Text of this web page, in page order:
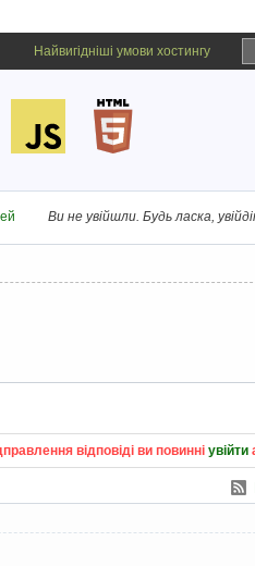
Найвигідніші умови хостингу
Ви не увійшли. Будь ласка,
відповіді ви повинні увійти